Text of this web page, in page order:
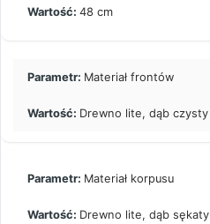
48 cm
Materiał frontów
Drewno lite, dąb czysty
Materiał korpusu
Drewno lite, dąb sękaty